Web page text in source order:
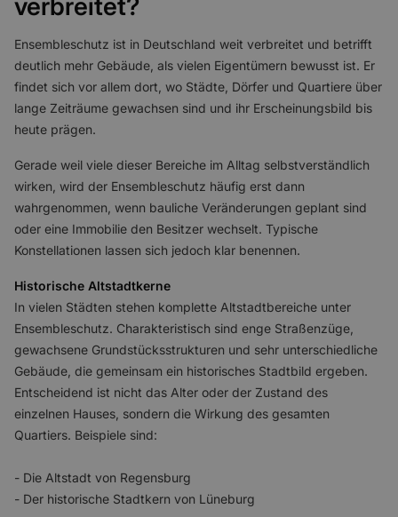
verbreitet?
Ensembleschutz ist in Deutschland weit verbreitet und betrifft
deutlich mehr Gebäude, als vielen Eigentümern bewusst ist. Er
findet sich vor allem dort, wo Städte, Dörfer und Quartiere über
lange Zeiträume gewachsen sind und ihr Erscheinungsbild bis
heute prägen.
Gerade weil viele dieser Bereiche im Alltag selbstverständlich
wirken, wird der Ensembleschutz häufig erst dann
wahrgenommen, wenn bauliche Veränderungen geplant sind
oder eine Immobilie den Besitzer wechselt. Typische
Konstellationen lassen sich jedoch klar benennen.
Historische Altstadtkerne
In vielen Städten stehen komplette Altstadtbereiche unter
Ensembleschutz. Charakteristisch sind enge Straßenzüge,
gewachsene Grundstücksstrukturen und sehr unterschiedliche
Gebäude, die gemeinsam ein historisches Stadtbild ergeben.
Entscheidend ist nicht das Alter oder der Zustand des
einzelnen Hauses, sondern die Wirkung des gesamten
Quartiers. Beispiele sind:
- Die Altstadt von Regensburg
- Der historische Stadtkern von Lüneburg